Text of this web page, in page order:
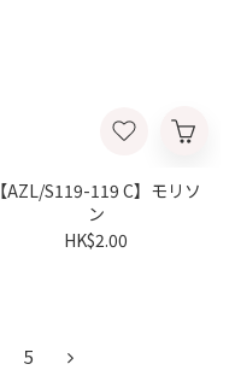
【AZL/S119-119 C】モリソ
ン
HK$2.00
5